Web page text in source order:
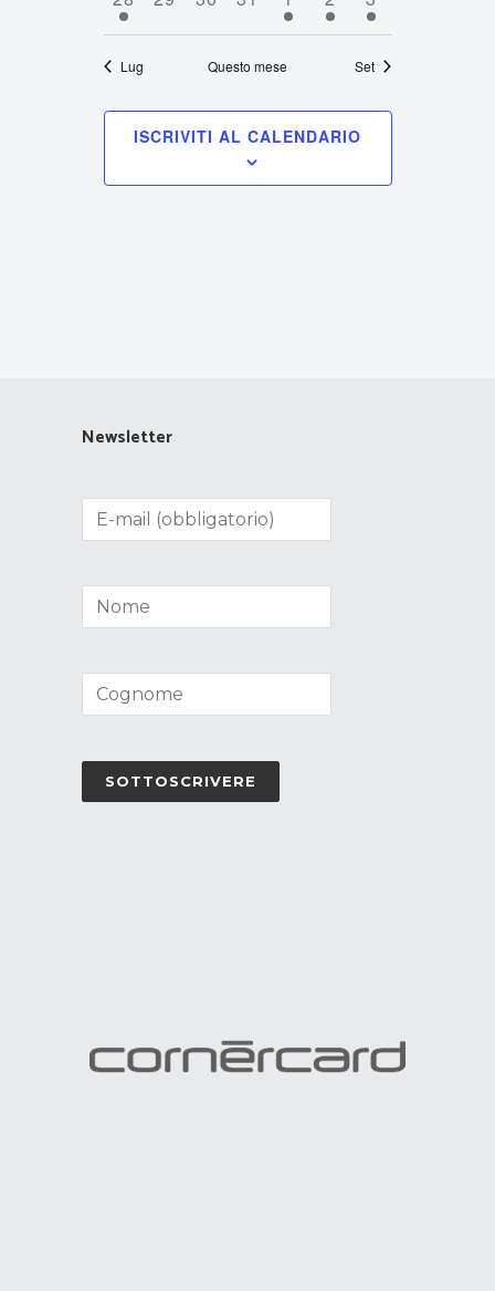
evento
eventieventoeventoevento
Lug Questo mese Set
ISCRIVITI AL CALENDARIO
Newsletter